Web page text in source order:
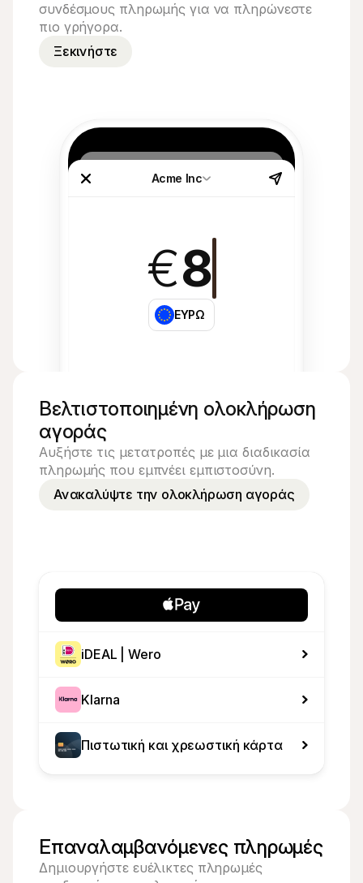
συνδέσμους πληρωμής για να πληρώνεστε
πιο γρήγορα.
Ξεκινήστε
Acme Inc
€8
ΕΥΡΩ
Βελτιστοποιημένη ολοκλήρωση
αγοράς
Αυξήστε τις μετατροπές με μια διαδικασία
πληρωμής που εμπνέει εμπιστοσύνη.
Ανακαλύψτε την ολοκλήρωση αγοράς
iDEAL | Wero
Klarna
Πιστωτική και χρεωστική κάρτα
Επαναλαμβανόμενες πληρωμές
Δημιουργήστε ευέλικτες πληρωμές